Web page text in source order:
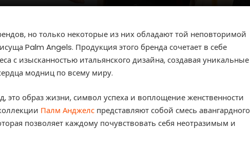
но только некоторые из них обладают той неповторимой
Palm Angels. Продукция этого бренда сочетает в себе
с изысканностью итальянского дизайна, создавая уникальные
модниц по всему миру.
это образ жизни, символ успеха и воплощение женственности
Палм Анджелс представляют собой смесь авангардного
позволяет каждому почувствовать себя неотразимым и